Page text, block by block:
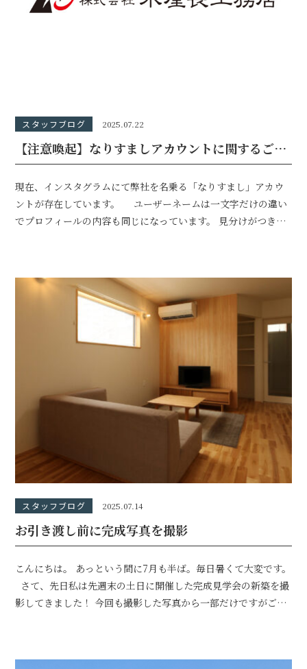
スタッフブログ 2025.07.22
【注意喚起】なりすましアカウントに関するご報告
現在、インスタグラムにて弊社を名乗る「なりすまし」アカウ
ントが存在しています。 ユーザーネームは一文字だけの違い
でプロフィールの内容も同じになっています。 見分けがつきに
スタッフブログ 2025.07.14
お引き渡し前に完成写真を撮影
こんにちは。 あっという間に7月も半ば。毎日暑くて大変です。
さて、先日私は先週末の土日に開催した完成見学会の新築を撮
影してきました！ 今回も撮影した写真から一部だけですがご紹